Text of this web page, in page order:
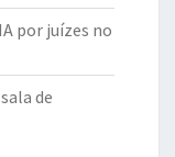
por juízes no
de